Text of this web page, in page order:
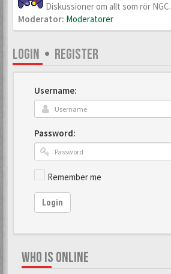
Diskussioner om allt som rör NGC.
Moderator: Moderatorer
LOGIN • REGISTER
Username:
Password:
Remember me
Login
WHO IS ONLINE